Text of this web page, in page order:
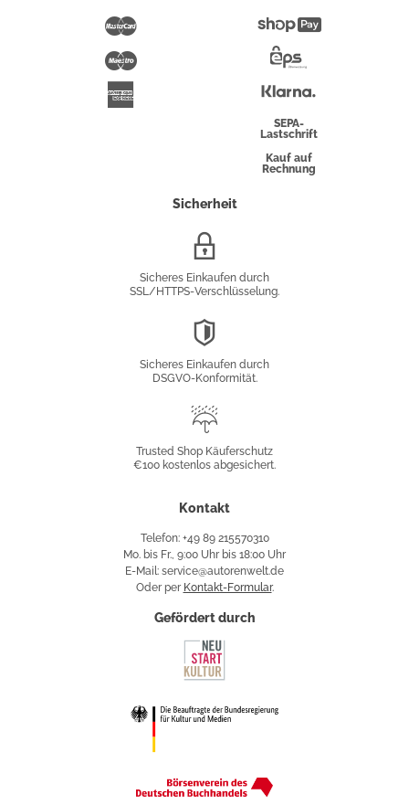
Maestro
Pay
Überweisung
SEPA-
Lastschrift
Kauf auf
Rechnung
Sicherheit
Sicheres Einkaufen durch
SSL/HTTPS-Verschlüsselung.
Sicheres Einkaufen durch
DSGVO-Konformität.
Käuferschutz
Trusted Shop Käuferschutz
€100 kostenlos abgesichert.
Kontakt
Telefon: +49 89 215570310
Mo. bis Fr., 9:00 Uhr bis 18:00 Uhr
E-Mail: service@autorenwelt.de
Oder per Kontakt-Formular.
Gefördert durch